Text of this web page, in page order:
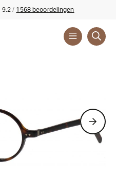
9.2 / 1568 beoordelingen